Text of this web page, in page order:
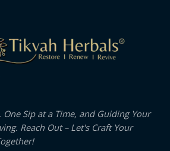
Sip at a Time, and Guiding Your
Reach Out – Let's Craft Your